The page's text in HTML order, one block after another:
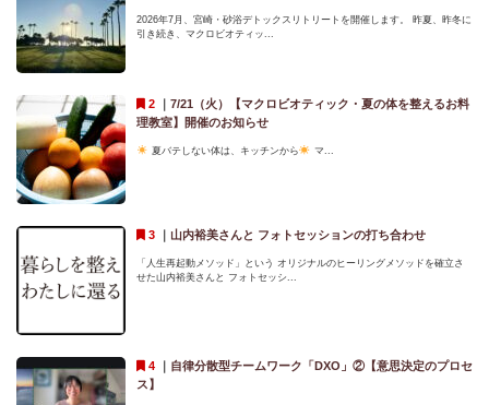
2026年7月、宮崎・砂浴デトックスリトリートを開催します。 昨夏、昨冬に
引き続き、マクロビオティッ...
｜ 7/21（火）【マクロビオティック・夏の体を整えるお料
理教室】開催のお知らせ
夏バテしない体は、キッチンから マ...
｜ 山内裕美さんと フォトセッションの打ち合わせ
「人生再起動メソッド」という オリジナルのヒーリングメソッドを確立さ
せた山内裕美さんと フォトセッシ...
｜ 自律分散型チームワーク「DXO」②【意思決定のプロセ
ス】